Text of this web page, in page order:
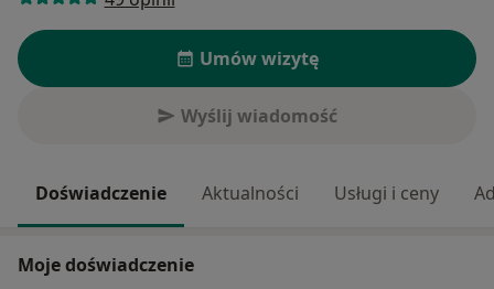
Umów wizytę
Wyślij wiadomość
Doświadczenie Aktualności Usługi i ceny
Moje doświadczenie